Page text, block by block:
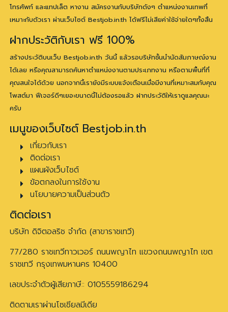
โทรศัพท์ และแทปเล็ต หางาน สมัครงานกับบริษัทดังๆ ตำแหน่งงานเทพที่
เหมาะกับตัวเรา ผ่านเว็บไซต์ Bestjob.in.th ได้ฟรีไม่เสียค่าใช้จ่ายใดๆทั้งสิ้น
ฝากประวัติกับเรา ฟรี 100%
สร้างประวัติบนเว็บ Bestjob.in.th วันนี้ แล้วรอบริษัทชั้นนำนัดสัมภาษณ์งาน
ได้เลย หรือคุณสามารถค้นหาตำแหน่งงานตามประเภทงาน หรือตามพื้นที่ที่
คุณสนใจได้ด้วย นอกจากนี้เรายังมีระบบแจ้งเตือนเมื่อมีงานที่เหมาะสมกับคุณ
โพสต์มา ฟีเจอร์ดีๆเยอะขนาดนี้ไม่ต้องรอแล้ว ฝากประวัติให้เราดูแลคุณนะ
ครับ
เมนูของเว็บไซต์ Bestjob.in.th
เกี่ยวกับเรา
ติดต่อเรา
แผนผังเว็บไซต์
ข้อตกลงในการใช้งาน
นโยบายความเป็นส่วนตัว
ติดต่อเรา
บริษัท ดิจิตอลริช จำกัด (สาขาราชเทวี)
77/280 ราชเทวีทาวเวอร์ ถนนพญาไท แขวงถนนพญาไท เขต
ราชเทวี กรุงเทพมหานคร 10400
เลขประจำตัวผู้เสียภาษี:: 0105559186294
ติดตามเราผ่านโซเชียลมีเดีย